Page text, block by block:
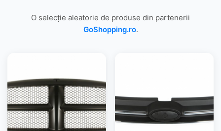
O selecție aleatorie de produse din partenerii
GoShopping.ro.